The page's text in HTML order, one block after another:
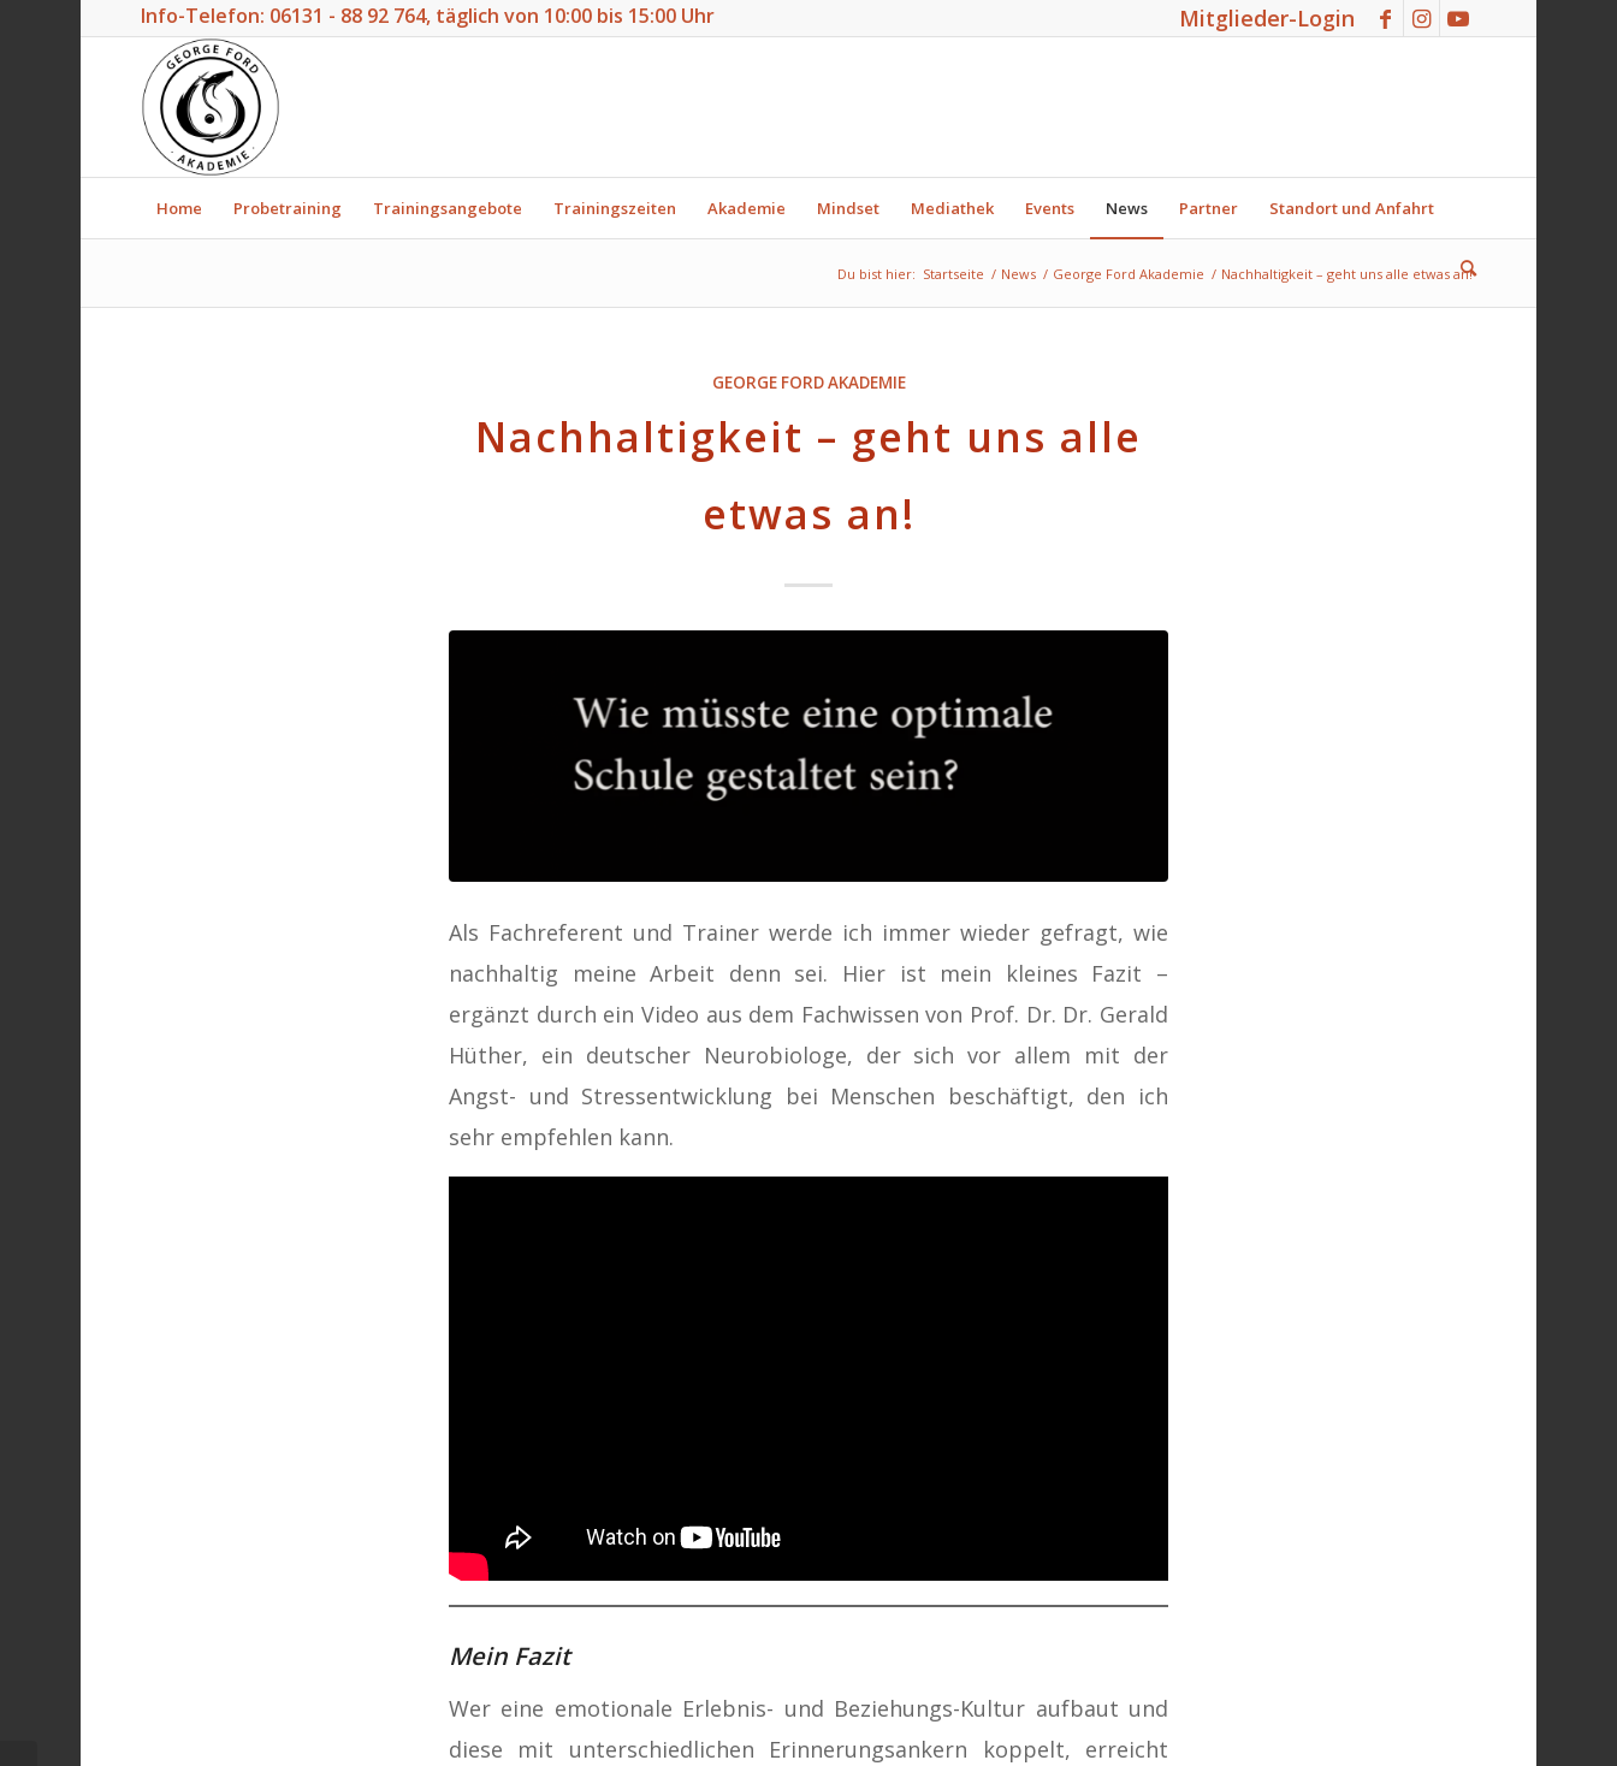
Mitglieder-Login
Info-Telefon: 06131 - 88 92 764, täglich von 10:00 bis 15:00 Uhr
Home Probetraining Trainingsangebote Trainingszeiten Akademie Mindset Mediathek Events News Partner Standort und Anfahrt
Du bist hier: Startseite / News / George Ford Akademie / Nachhaltigkeit – geht uns alle etwas an!
GEORGE FORD AKADEMIE
Nachhaltigkeit – geht uns alle
etwas an!
Als Fachreferent und Trainer werde ich immer wieder gefragt, wie
nachhaltig meine Arbeit denn sei. Hier ist mein kleines Fazit –
ergänzt durch ein Video aus dem Fachwissen von Prof. Dr. Dr. Gerald
Hüther, ein deutscher Neurobiologe, der sich vor allem mit der
Angst- und Stressentwicklung bei Menschen beschäftigt, den ich
sehr empfehlen kann.
Mein Fazit
Wer eine emotionale Erlebnis- und Beziehungs-Kultur aufbaut und
diese mit unterschiedlichen Erinnerungsankern koppelt, erreicht